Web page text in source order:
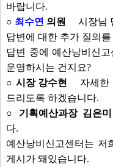
바랍니다.
○ 최수연 의원
시장님
답변에 대한 추가 질의
답변 중에 예산낭비신
운영하시는 건지요?
○ 시장 강수현
자세한
드리도록 하겠습니다.
○ 기획예산과장 김은미
다.
예산낭비신고센터는 저
게시가 돼있습니다.